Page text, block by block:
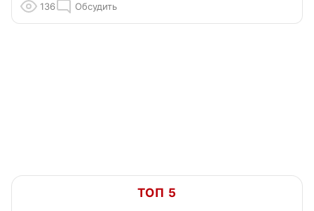
136 Обсудить
ТОП 5